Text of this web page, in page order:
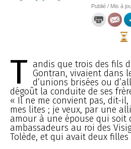
Publié / Mis à
T andis que trois des fils
Gontran, vivaient dans
d’unions brisées ou
dégoût la conduite de ses
« Il ne me convient pas, dit-
mes lites ; je veux, par une
amour à une épouse qui soit
ambassadeurs au roi des
Tolède, et qui avait deux